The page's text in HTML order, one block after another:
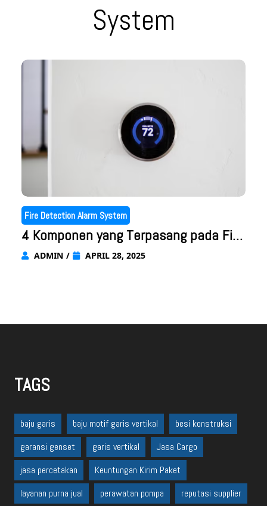
System
Fire Detection Alarm System
4 Komponen yang Terpasang pada Fire
Detection Alarm System
ADMIN / APRIL 28, 2025
TAGS
baju garis baju motif garis vertikal
besi konstruksi
garansi genset
garis vertikal
Jasa Cargo
jasa percetakan
Keuntungan Kirim Paket
layanan purna jual
perawatan pompa
reputasi supplier